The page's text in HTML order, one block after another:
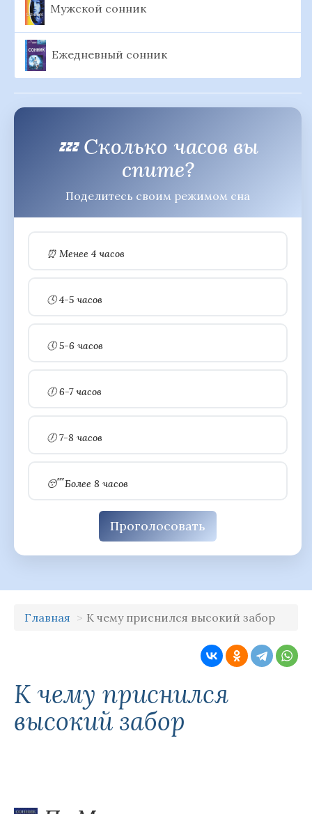
Мужской сонник
Ежедневный сонник
💤 Сколько часов вы
спите?
Поделитесь своим режимом сна
⏰ Менее 4 часов
🕓 4-5 часов
🕔 5-6 часов
🕕 6-7 часов
🕖 7-8 часов
😴 Более 8 часов
Проголосовать
Главная К чему приснился высокий забор
К чему приснился
высокий забор